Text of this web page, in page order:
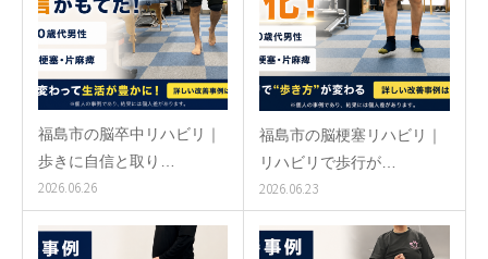
福島市の脳卒中リハビリ｜
歩きに自信と取り…
2026.06.26
福島市の脳梗塞リハビリ｜
リハビリで歩行が…
2026.06.23